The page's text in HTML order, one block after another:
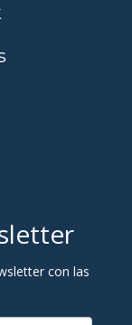
con las